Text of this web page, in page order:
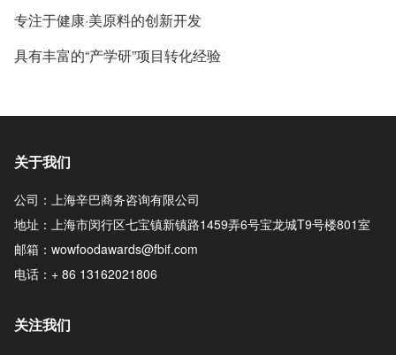
专注于健康·美原料的创新开发
具有丰富的“产学研”项目转化经验
关于我们
公司：上海辛巴商务咨询有限公司
地址：上海市闵行区七宝镇新镇路1459弄6号宝龙城T9号楼801室
邮箱：wowfoodawards@fbif.com
电话：+ 86 13162021806
关注我们